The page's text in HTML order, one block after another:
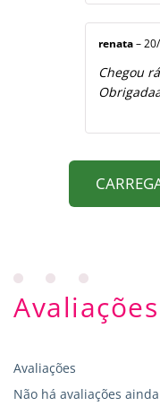
renata –
Chegou
Avaliações
Não há avaliações